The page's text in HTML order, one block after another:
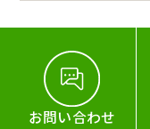
お問い合わせ